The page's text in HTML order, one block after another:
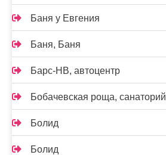
Баня у Евгения
Баня, Баня
Барс-НВ, автоцентр
Бобачевская роща, санаторий
Болид
Болид